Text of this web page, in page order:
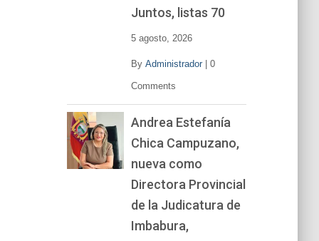
Juntos, listas 70
5 agosto, 2026
By Administrador| 0
Comments
Andrea Estefanía
Chica Campuzano,
nueva como
Directora Provincial
de la Judicatura de
Imbabura,